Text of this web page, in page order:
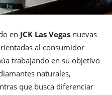
en JCK Las Vegas nuevas
al consumidor
trabajando en su objetivo
naturales,
que busca diferenciar